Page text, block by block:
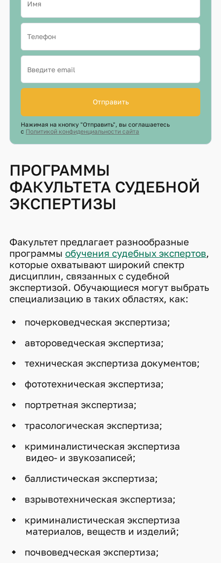
Отправить
Нажимая на кнопку "Отправить", вы соглашаетесь
с Политикой конфиденциальности сайта
ПРОГРАММЫ
ФАКУЛЬТЕТА СУДЕБНОЙ
ЭКСПЕРТИЗЫ
Факультет предлагает разнообразные
программы обучения судебных экспертов,
которые охватывают широкий спектр
дисциплин, связанных с судебной
экспертизой. Обучающиеся могут выбрать
специализацию в таких областях, как:
почерковедческая экспертиза;
автороведческая экспертиза;
техническая экспертиза документов;
фототехническая экспертиза;
портретная экспертиза;
трасологическая экспертиза;
криминалистическая экспертиза
видео- и звукозаписей;
баллистическая экспертиза;
взрывотехническая экспертиза;
криминалистическая экспертиза
материалов, веществ и изделий;
почвоведческая экспертиза;